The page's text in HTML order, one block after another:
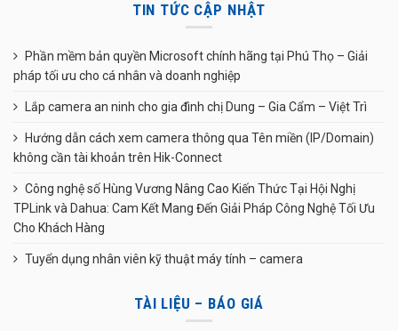
TIN TỨC CẬP NHẬT
Phần mềm bản quyền Microsoft chính hãng tại Phú Thọ – Giải
pháp tối ưu cho cá nhân và doanh nghiệp
Lắp camera an ninh cho gia đình chị Dung – Gia Cẩm – Việt Trì
Hướng dẫn cách xem camera thông qua Tên miền (IP/Domain)
không cần tài khoản trên Hik-Connect
Công nghệ số Hùng Vương Nâng Cao Kiến Thức Tại Hội Nghị
TPLink và Dahua: Cam Kết Mang Đến Giải Pháp Công Nghệ Tối Ưu
Cho Khách Hàng
Tuyển dụng nhân viên kỹ thuật máy tính – camera
TÀI LIỆU – BÁO GIÁ